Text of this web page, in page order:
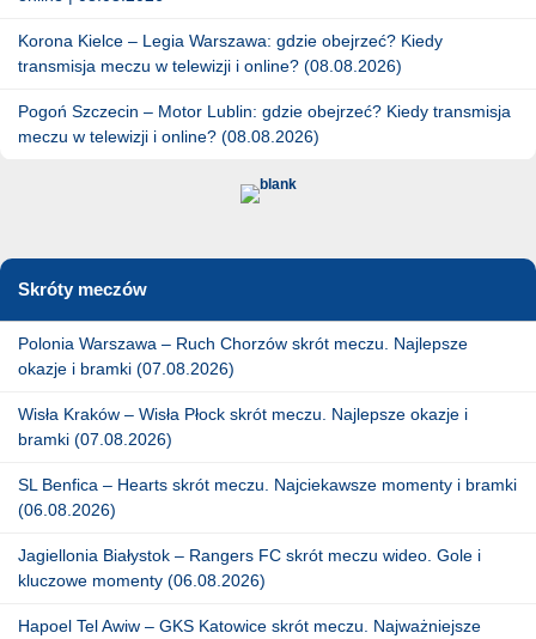
Korona Kielce – Legia Warszawa: gdzie obejrzeć? Kiedy
transmisja meczu w telewizji i online? (08.08.2026)
Pogoń Szczecin – Motor Lublin: gdzie obejrzeć? Kiedy transmisja
meczu w telewizji i online? (08.08.2026)
Skróty meczów
Polonia Warszawa – Ruch Chorzów skrót meczu. Najlepsze
okazje i bramki (07.08.2026)
Wisła Kraków – Wisła Płock skrót meczu. Najlepsze okazje i
bramki (07.08.2026)
SL Benfica – Hearts skrót meczu. Najciekawsze momenty i bramki
(06.08.2026)
Jagiellonia Białystok – Rangers FC skrót meczu wideo. Gole i
kluczowe momenty (06.08.2026)
Hapoel Tel Awiw – GKS Katowice skrót meczu. Najważniejsze